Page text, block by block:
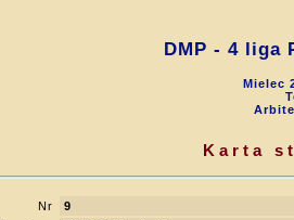
DMP - 4 liga
Mielec
Karta
Nr
9